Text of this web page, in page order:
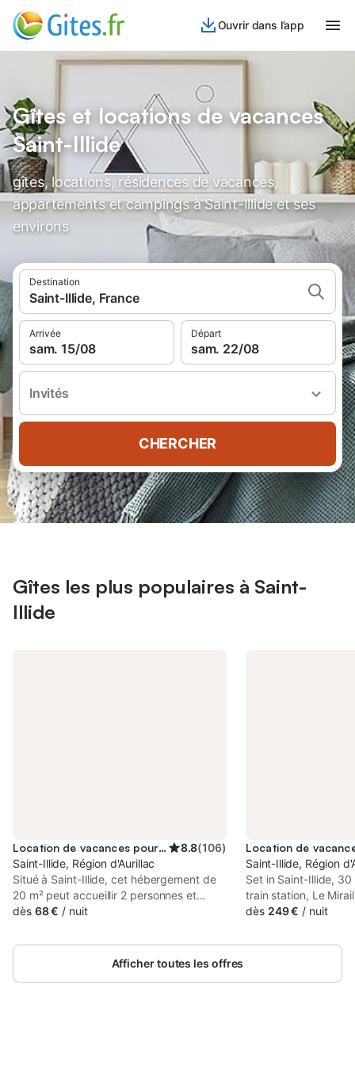
Ouvrir dans l’app
Gîtes et locations de vacances
Saint-Illide
gîtes, locations, résidences de vacances,
appartements et campings à Saint-Illide et ses
environs
Destination
Saint-Illide, France
Arrivée
sam. 15/08
Départ
sam. 22/08
Invités
CHERCHER
Gîtes les plus populaires à Saint-
Illide
Location de vacances pour 2 personnes 8.8(106)
Saint-Illide, Région d'Aurillac
Situé à Saint-Illide, cet hébergement de
20 m² peut accueillir 2 personnes et
constitue un point de départ pour
L'unité est située au rez-de-chaussée et
comprend une chambre avec un lit
dès 68 € / nuit
Saint-Illide, Région
Set in Saint-Illide,
train station, Le
accommodation
this holiday home
dès 249 € / nuit
Afficher toutes les offres